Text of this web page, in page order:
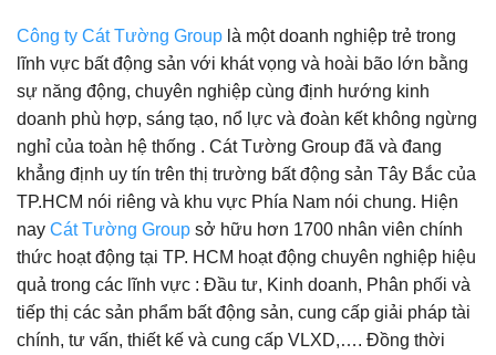
Công ty Cát Tường Group là một doanh nghiệp trẻ trong
lĩnh vực bất động sản với khát vọng và hoài bão lớn bằng
sự năng động, chuyên nghiệp cùng định hướng kinh
doanh phù hợp, sáng tạo, nổ lực và đoàn kết không ngừng
nghỉ của toàn hệ thống . Cát Tường Group đã và đang
khẳng định uy tín trên thị trường bất động sản Tây Bắc của
TP.HCM nói riêng và khu vực Phía Nam nói chung. Hiện
nay Cát Tường Group sở hữu hơn 1700 nhân viên chính
thức hoạt động tại TP. HCM hoạt động chuyên nghiệp hiệu
quả trong các lĩnh vực : Đầu tư, Kinh doanh, Phân phối và
tiếp thị các sản phẩm bất động sản, cung cấp giải pháp tài
chính, tư vấn, thiết kế và cung cấp VLXD,…. Đồng thời